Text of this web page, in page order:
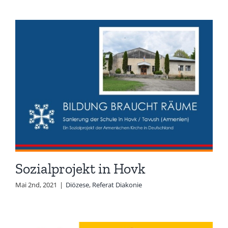
Sozialprojekt in Hovk
Mai 2nd, 2021 | Diözese, Referat Diakonie